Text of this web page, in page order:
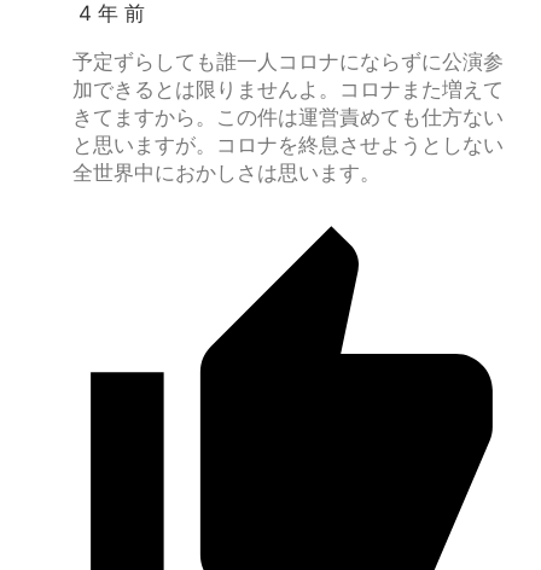
4 年 前
予定ずらしても誰一人コロナにならずに公演参
加できるとは限りませんよ。コロナまた増えて
きてますから。この件は運営責めても仕方ない
と思いますが。コロナを終息させようとしない
全世界中におかしさは思います。